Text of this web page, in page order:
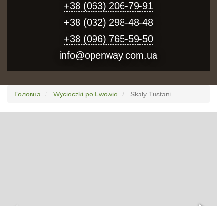
+38 (063) 206-79-91
+38 (032) 298-48-48
+38 (096) 765-59-50
info@openway.com.ua
Головна Wycieczki po Lwowie Skały Tustani